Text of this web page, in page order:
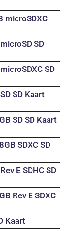
microSDXC
SD
SD
SD Kaart
SD SD Kaart
SDXC SD
E SDHC SD
Rev E SDXC
Kaart